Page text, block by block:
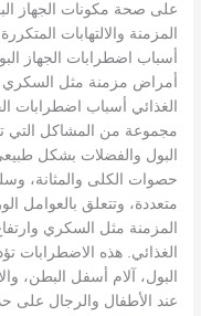
على صحة مكونات الجهاز
المزمنة والالتهابات
أسباب اضطرابات الجهاز
أمراض مزمنة مثل السكري
الغذائي أسباب اضطرابات
مجموعة من المشاكل التي
البول والفضلات بشكل
حصوات الكلى والمثانة،
متعددة، وتتعلق بالعوامل
المزمنة مثل السكري
الغذائي. هذه
البول، آلام أسفل البطن،
عند الأطفال والرجال على